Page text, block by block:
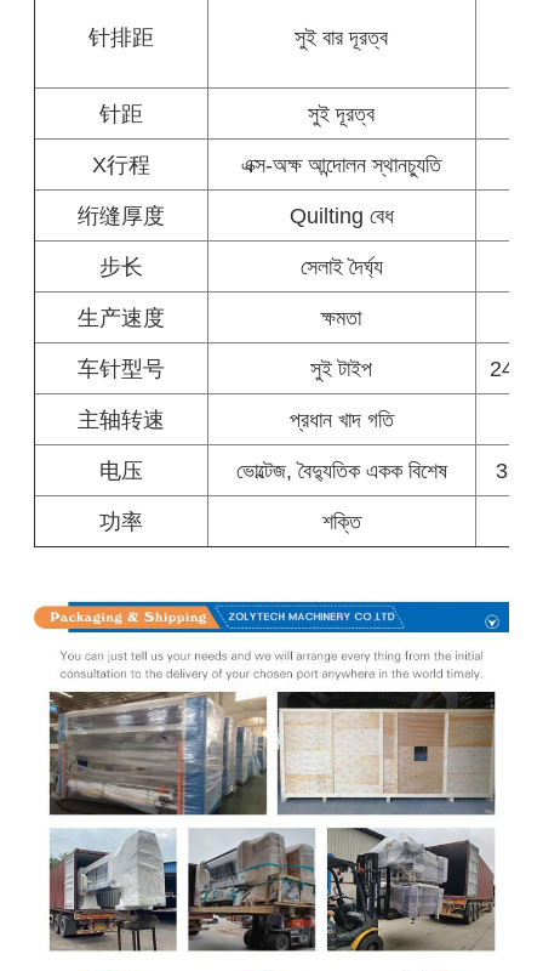
针排距 সুই বার দূরত্ব
针距
সুই দূরত্ব
X行程
এক্স-অক্ষ আন্দোলন স্থানচ্যুতি
绗缝厚度
Quilting বেধ
步长
সেলাই দৈর্ঘ্য
生产速度
ক্ষমতা
车针型号
সুই টাইপ
24/
主轴转速
প্রধান খাদ গতি
电压
ভোল্টেজ, বৈদ্যুতিক একক বিশেষ
功率
শক্তি